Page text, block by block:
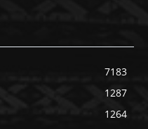
7183
1287
1264